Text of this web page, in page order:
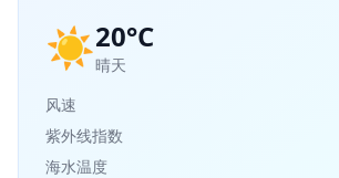
☀️20°C
晴天
风速
紫外线指数
海水温度